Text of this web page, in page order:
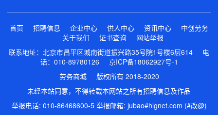
首页 招聘信息 企业中心 供人中心 资讯中心
中创劳务
关于我们
证书查询
网站举报
联系地址：北京市昌平区城南街道振兴路35号院1号楼6层614 电
话：010-89780126 京ICP备18062927号-1
劳务商城 版权所有 2018-2020
未经本站同意，不得转载本网站之所有招聘信息及作品
举报电话: 010-86468600-5 举报邮箱: jubao#hlgnet.com (#改@)